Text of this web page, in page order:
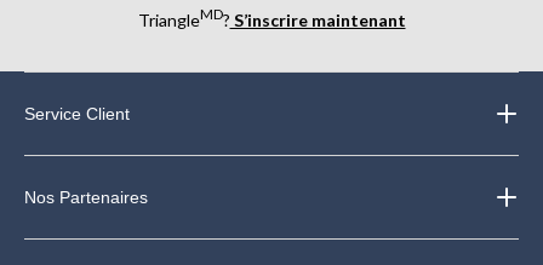
TriangleMD? S’inscrire maintenant
Service Client
Nos Partenaires